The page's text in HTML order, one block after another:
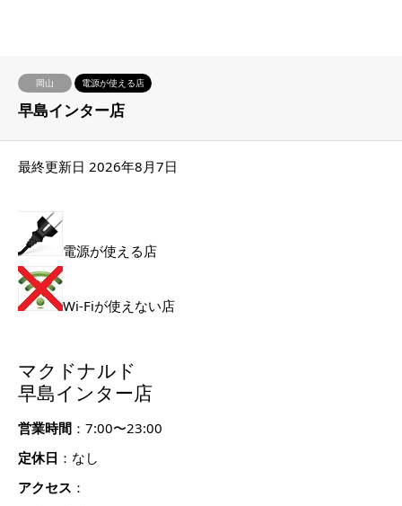
岡山 電源が使える店
早島インター店
最終更新日 2026年8月7日
電源が使える店
Wi-Fiが使えない店
マクドナルド
早島インター店
営業時間 ：7:00〜23:00
定休日 ：なし
アクセス ：